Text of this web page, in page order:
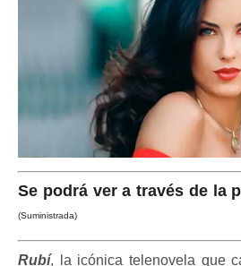
Se podrá ver a través de la
(Suministrada)
Rubí, la icónica telenovela que